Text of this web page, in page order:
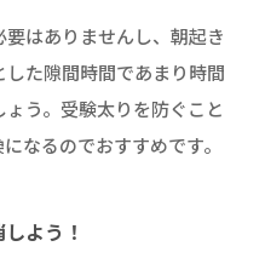
はありませんし、朝起き
た隙間時間であまり時間
う。受験太りを防ぐこと
なるのでおすすめです。
よう！